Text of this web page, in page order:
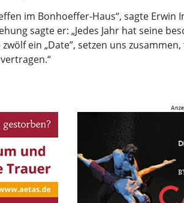
im Bonhoeffer-Haus“, sagte Erwin
sagte er: „Jedes Jahr hat seine
ein „Date”, setzen uns